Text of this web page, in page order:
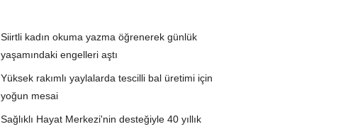
Siirtli kadın okuma yazma öğrenerek günlük
yaşamındaki engelleri aştı
Yüksek rakımlı yaylalarda tescilli bal üretimi için
yoğun mesai
Sağlıklı Hayat Merkezi'nin desteğiyle 40 yıllık